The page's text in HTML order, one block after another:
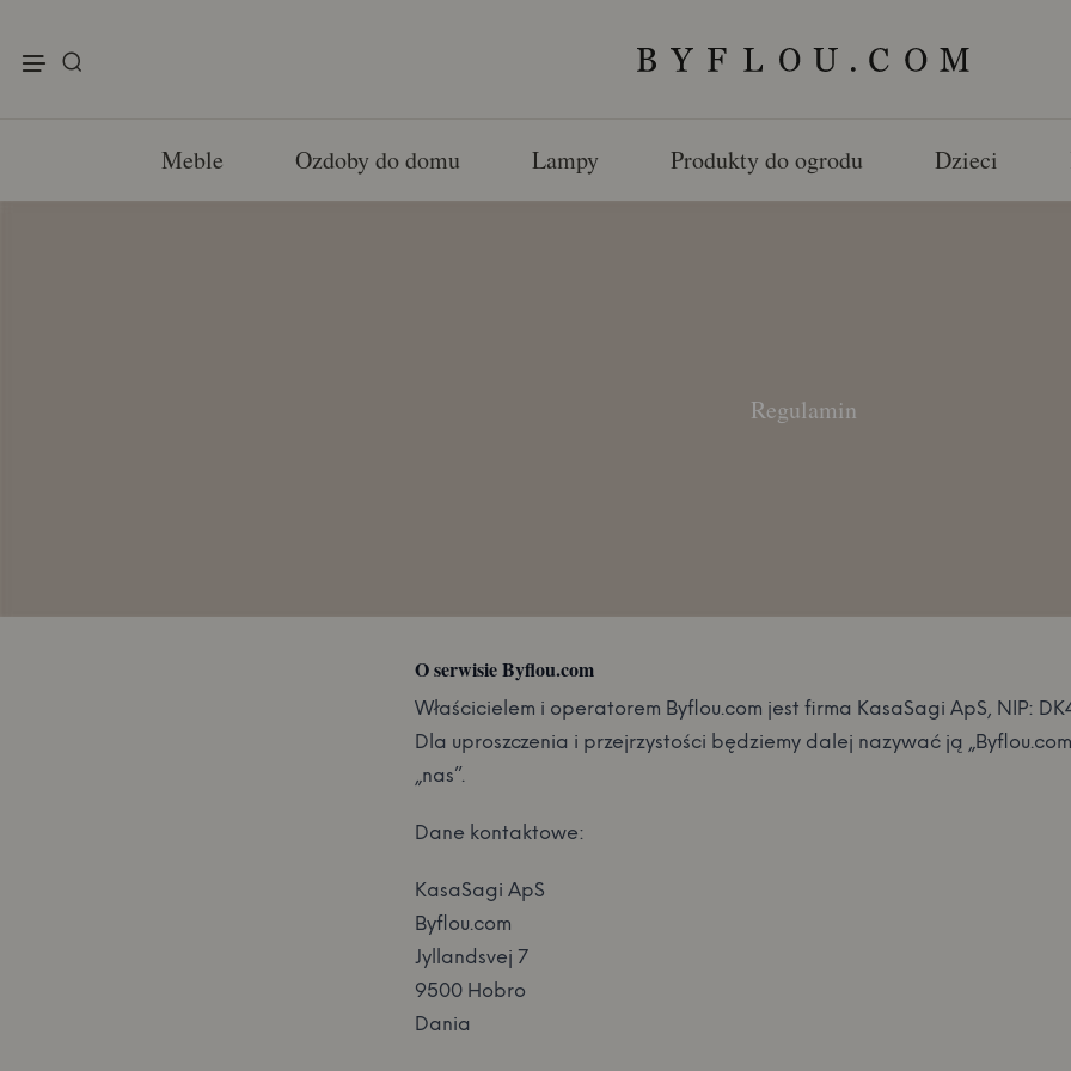
Meble Ozdoby do domu Lampy Produkty do ogrodu Dzieci
Regulamin
O serwisie Byflou.com
Właścicielem i operatorem Byflou.com jest firma KasaSagi ApS, NIP:
Dla uproszczenia i przejrzystości będziemy dalej nazywać ją
„nas”.
Dane kontaktowe:
KasaSagi ApS
Byflou.com
Jyllandsvej 7
9500 Hobro
Dania